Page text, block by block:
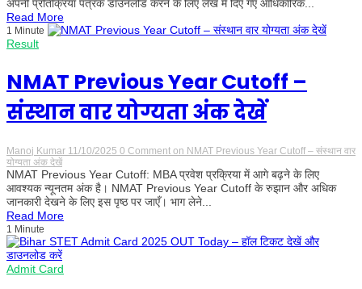
अपनी प्रतिक्रिया पत्रक डाउनलोड करने के लिए लेख में दिए गए आधिकारिक...
Read More
1 Minute
Result
NMAT Previous Year Cutoff –
संस्थान वार योग्यता अंक देखें
Manoj Kumar 11/10/2025 0 Comment on NMAT Previous Year Cutoff – संस्थान वार
योग्यता अंक देखें
NMAT Previous Year Cutoff: MBA प्रवेश प्रक्रिया में आगे बढ़ने के लिए
आवश्यक न्यूनतम अंक है। NMAT Previous Year Cutoff के रुझान और अधिक
जानकारी देखने के लिए इस पृष्ठ पर जाएँ। भाग लेने...
Read More
1 Minute
Admit Card